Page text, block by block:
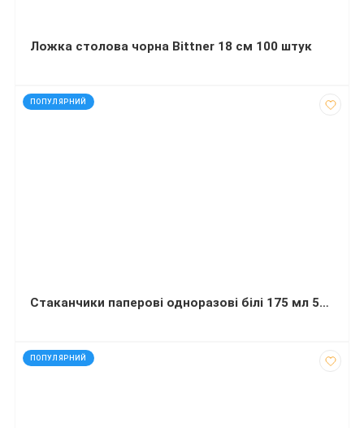
Ложка столова чорна Bittner 18 см 100 штук
ПОПУЛЯРНИЙ
код: 927848
Стаканчики паперові одноразові білі 175 мл 50 штук
ПОПУЛЯРНИЙ
код: 32093